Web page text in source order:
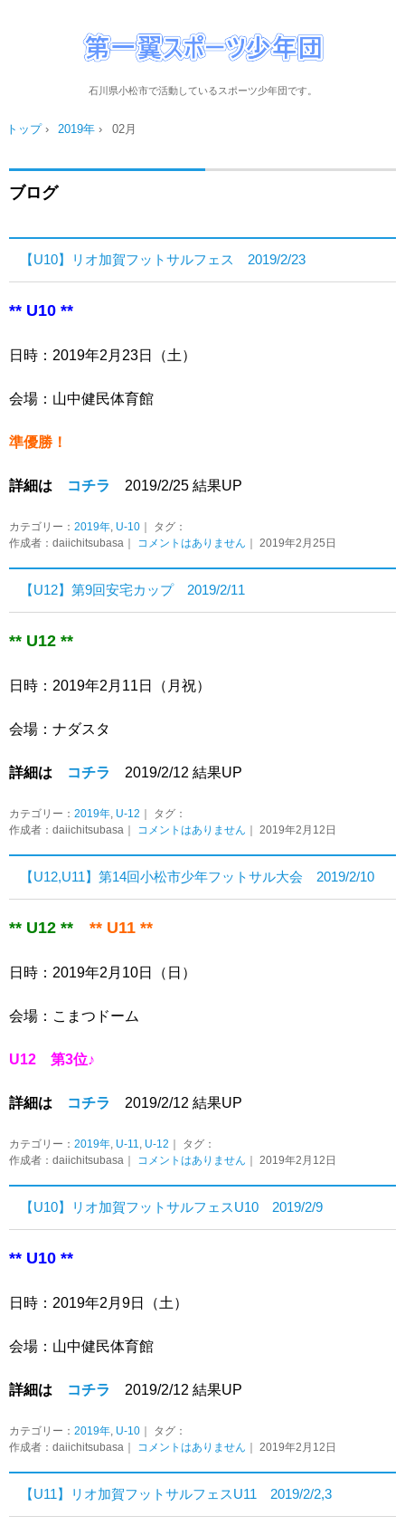
石川県小松市で活動しているスポーツ少年団です。
トップ› 2019年 › 02月
ブログ
【U10】リオ加賀フットサルフェス 2019/2/23
** U10 **
日時：2019年2月23日（土）
会場：山中健民体育館
準優勝！
詳細は コチラ 2019/2/25 結果UP
カテゴリー： 2019年, U-10 ｜ タグ：
作成者：daiichitsubasa｜ コメントはありません ｜ 2019年2月25日
【U12】第9回安宅カップ 2019/2/11
** U12 **
日時：2019年2月11日（月祝）
会場：ナダスタ
詳細は コチラ 2019/2/12 結果UP
カテゴリー： 2019年, U-12 ｜ タグ：
作成者：daiichitsubasa｜ コメントはありません ｜ 2019年2月12日
【U12,U11】第14回小松市少年フットサル大会 2019/2/10
** U12 ** ** U11 **
日時：2019年2月10日（日）
会場：こまつドーム
U12 第3位♪
詳細は コチラ 2019/2/12 結果UP
カテゴリー： 2019年, U-11, U-12 ｜ タグ：
作成者：daiichitsubasa｜ コメントはありません ｜ 2019年2月12日
【U10】リオ加賀フットサルフェスU10 2019/2/9
** U10 **
日時：2019年2月9日（土）
会場：山中健民体育館
詳細は コチラ 2019/2/12 結果UP
カテゴリー： 2019年, U-10 ｜ タグ：
作成者：daiichitsubasa｜ コメントはありません ｜ 2019年2月12日
【U11】リオ加賀フットサルフェスU11 2019/2/2,3